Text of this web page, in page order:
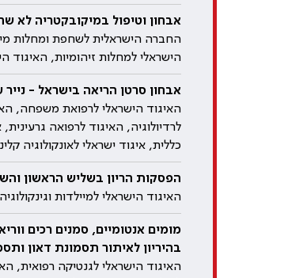
אבחון וטיפול במיקובקטריה לא
החברה הישראלית לשחפת ומחלות
הישראלי למחלות זיהומיות, האיגוד
אבחון סרטן הריאה בישראל - נייר
האיגוד הישראלי לרפואת משפחה,
לרדיולוגיה, האיגוד לרפואה
כללית, איגוד ישראלי לאונקולוגיה
הפסקות הריון בשליש הראשון
האיגוד הישראלי למיילדות וגינקולוגיה
מומים אנטומיים, סמנים רכים
בהיריון לאיתור תסמונת דאון
האיגוד הישראלי לגנטיקה רפואית,